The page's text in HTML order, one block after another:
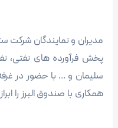
مدیران و نمایندگان شرکت
پخش فرآورده های نفتی،
سلیمان و … با حضور در
همکاری با صندوق البرز را